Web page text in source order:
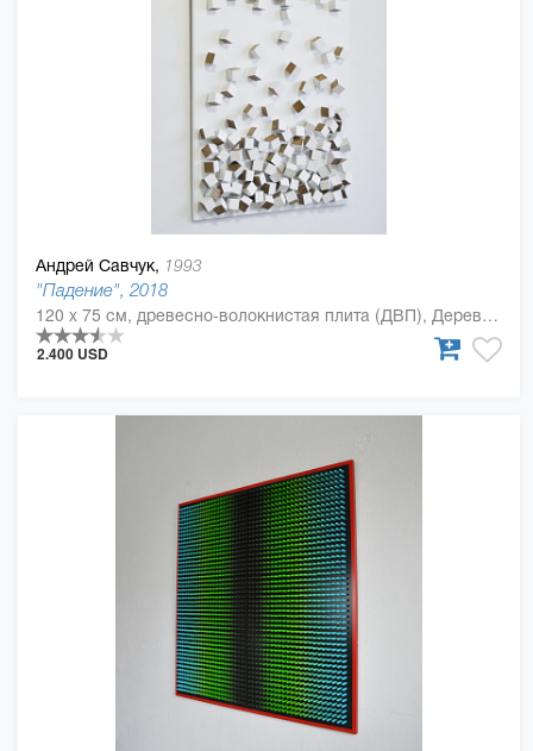
Андрей Савчук, 1993
"Падение", 2018
120 x 75 см, древесно-волокнистая плита (ДВП), Дерево, полиуретан
2.400 USD